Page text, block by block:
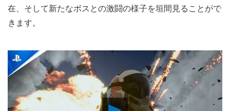
在、そして新たなボスとの激闘の様子を垣間見ることがで
きます。
Play